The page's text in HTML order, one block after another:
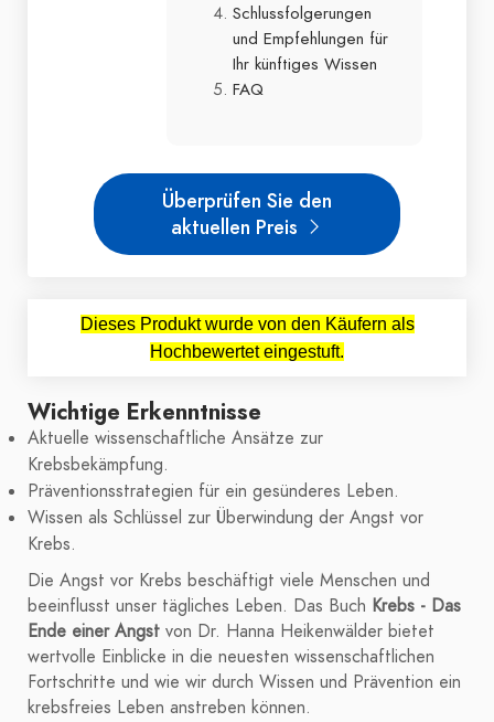
Schlussfolgerungen
und Empfehlungen für
Ihr künftiges Wissen
FAQ
Überprüfen Sie den
aktuellen Preis
Dieses Produkt wurde von den Käufern als
Hochbewertet eingestuft.
Wichtige Erkenntnisse
Aktuelle wissenschaftliche Ansätze zur
Krebsbekämpfung.
Präventionsstrategien für ein gesünderes Leben.
Wissen als Schlüssel zur Überwindung der Angst vor
Krebs.
Die Angst vor Krebs beschäftigt viele Menschen und
beeinflusst unser tägliches Leben. Das Buch Krebs - Das
Ende einer Angst von Dr. Hanna Heikenwälder bietet
wertvolle Einblicke in die neuesten wissenschaftlichen
Fortschritte und wie wir durch Wissen und Prävention ein
krebsfreies Leben anstreben können.